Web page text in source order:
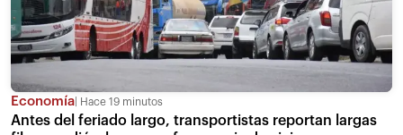
Economía Hace 19 minutos
Antes del feriado largo, transportistas reportan largas